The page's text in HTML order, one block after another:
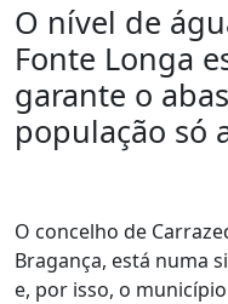
O nível de
Fonte Longa
garante o
população só
O concelho de
Bragança, está numa
e, por isso, o